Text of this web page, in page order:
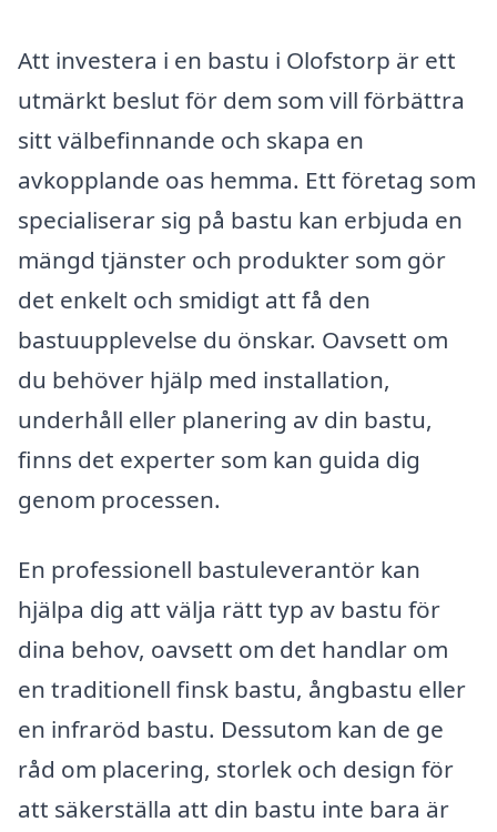
Att investera i en bastu i Olofstorp är ett
utmärkt beslut för dem som vill förbättra
sitt välbefinnande och skapa en
avkopplande oas hemma. Ett företag som
specialiserar sig på bastu kan erbjuda en
mängd tjänster och produkter som gör
det enkelt och smidigt att få den
bastuupplevelse du önskar. Oavsett om
du behöver hjälp med installation,
underhåll eller planering av din bastu,
finns det experter som kan guida dig
genom processen.
En professionell bastuleverantör kan
hjälpa dig att välja rätt typ av bastu för
dina behov, oavsett om det handlar om
en traditionell finsk bastu, ångbastu eller
en infraröd bastu. Dessutom kan de ge
råd om placering, storlek och design för
att säkerställa att din bastu inte bara är